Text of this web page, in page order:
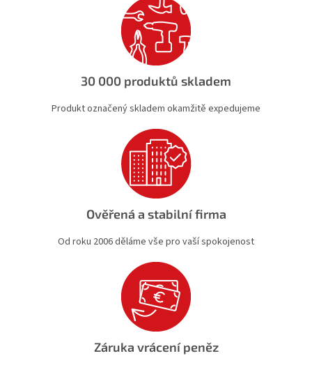
30 000 produktů skladem
Produkt označený skladem okamžitě expedujeme
Ověřená a stabilní firma
Od roku 2006 děláme vše pro vaší spokojenost
Záruka vrácení peněz